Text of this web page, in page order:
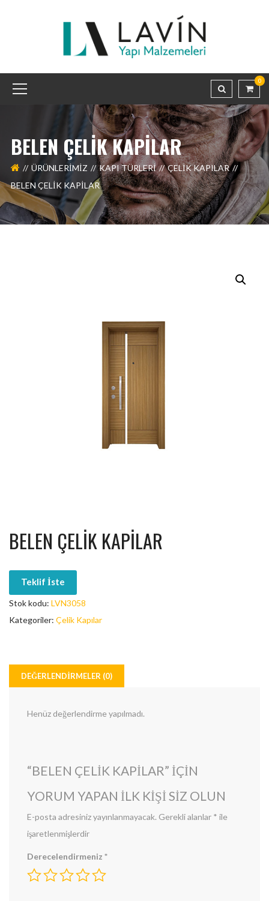
0
BELEN ÇELIK KAPILAR
ÜRÜNLERIMIZ KAPI TÜRLERİ
ÇELIK KAPILAR
BELEN ÇELIK KAPILAR
BELEN ÇELIK KAPILAR
Teklif İste
Stok kodu: LVN3058
Kategoriler: Çelik Kapılar
DEĞERLENDIRMELER (0)
Henüz değerlendirme yapılmadı.
“BELEN ÇELIK KAPILAR” IÇIN
YORUM YAPAN ILK KIŞI SIZ OLUN
E-posta adresiniz yayınlanmayacak. Gerekli alanlar * ile
işaretlenmişlerdir
Derecelendirmeniz *